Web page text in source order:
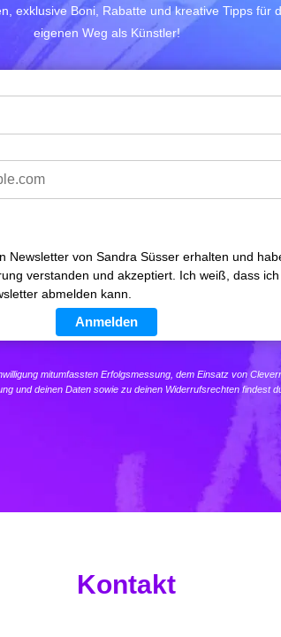
exklusive Boni, Rabatte und kreative Tipps für
eigenen Weg als Künstler!
Newsletter von Sandra Süsser erhalten und
verstanden und akzeptiert. Ich weiß, dass
abmelden kann.
Anmelden
mitumfassten Erfolgsmessung, dem Einsatz von
und deinen Daten sowie zu deinen Widerrufsrechten findest
Kontakt